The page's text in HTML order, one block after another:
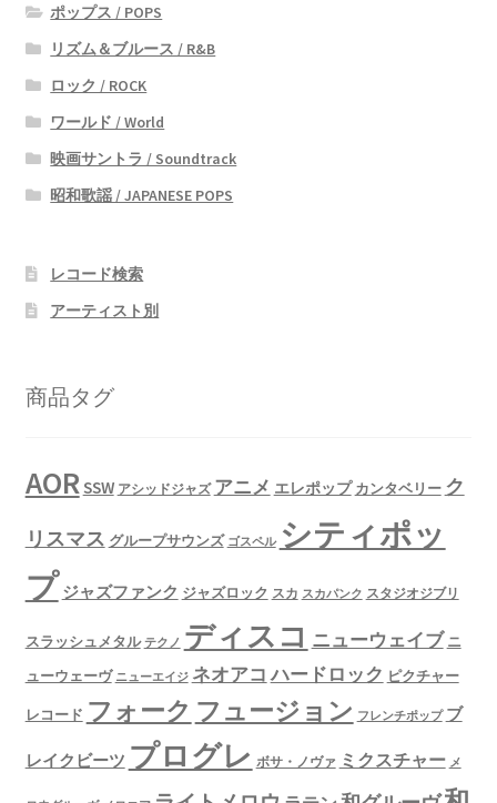
ポップス / POPS
リズム＆ブルース / R&B
ロック / ROCK
ワールド / World
映画サントラ / Soundtrack
昭和歌謡 / JAPANESE POPS
レコード検索
アーティスト別
商品タグ
AORSSW アシッドジャズ アニメ エレポップ カンタベリー ク
リスマス グループサウンズ ゴスペル シティポッ
プ ジャズファンク ジャズロック スカ スカパンク スタジオジブリ
スラッシュメタル テクノ ディスコ ニューウェイブ ニ
ューウェーヴ ニューエイジ ネオアコ ハードロック ピクチャー
レコード フォーク フュージョン フレンチポップ ブ
レイクビーツ プログレ ボサ・ノヴァ ミクスチャー メ